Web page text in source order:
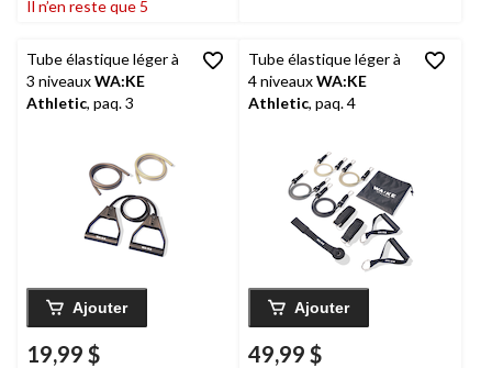
Il n’en reste que 5
Tube élastique léger à
3 niveauxWA:KE
Athletic, paq. 3
Ajouter
19,99 $
Tube élastique léger à
4 niveauxWA:KE
Athletic, paq. 4
Ajouter
49,99 $